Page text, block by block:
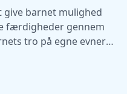
give barnet mulighed
færdigheder gennem
tro på egne evner